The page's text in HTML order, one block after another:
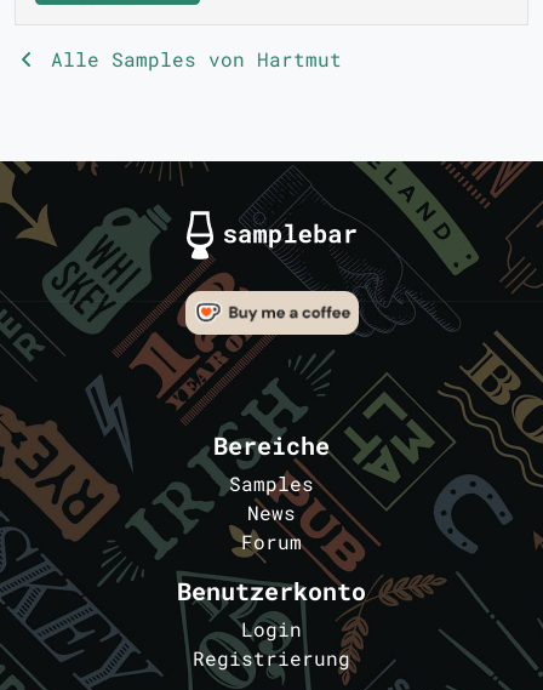
Alle Samples von Hartmut
Bereiche
Samples
News
Forum
Benutzerkonto
Login
Registrierung